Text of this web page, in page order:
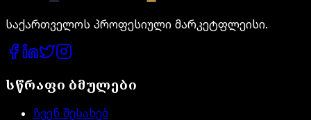
საქართველოს პროფესიული მარკეტფლეისი.
სწრაფი ბმულები
ჩვენ შესახებ